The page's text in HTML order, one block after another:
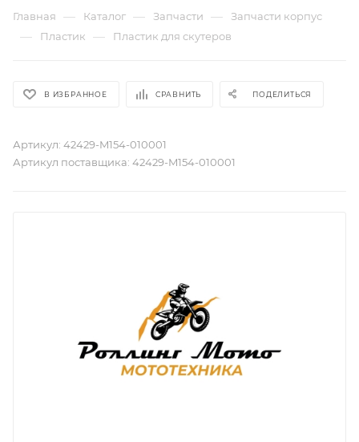
Главная — Каталог — Запчасти — Запчасти корпус
— Пластик — Пластик для скутеров
В ИЗБРАННОЕ СРАВНИТЬ ПОДЕЛИТЬСЯ
Артикул: 42429-M154-010001
Артикул поставщика: 42429-M154-010001